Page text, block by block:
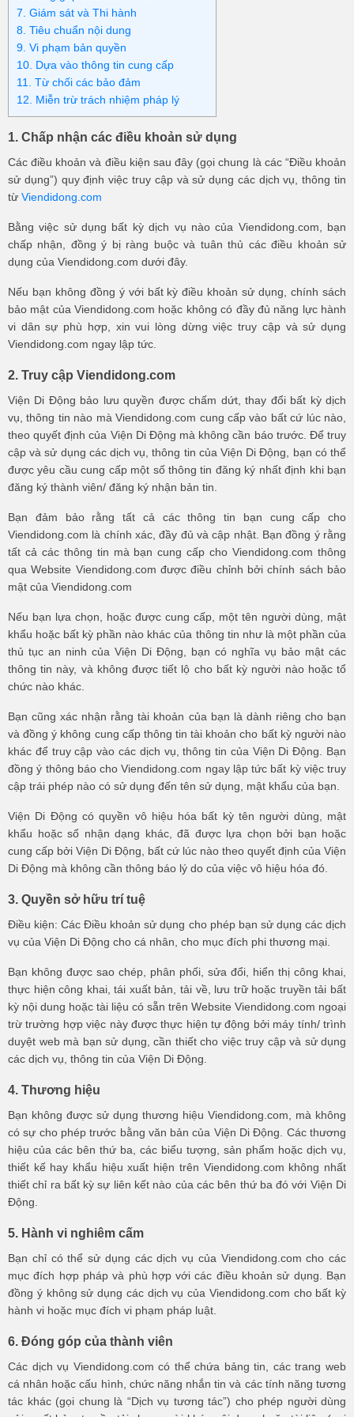
Phụ kiện
Hệ thống:
17 cửa hàng
Tổng đài:1800.6729(miễn phí)
(Giờ làm việc: 08h00 - 21h00)
Viện Di Động
Tin công nghệ
7. Giám sát và Thi hành
8. Tiêu chuẩn nội dung
9. Vi phạm bản quyền
10. Dựa vào thông tin cung cấp
11. Từ chối các bảo đảm
12. Miễn trừ trách nhiệm pháp lý
1. Chấp nhận các điều khoản sử dụng
Các điều khoản và điều kiện sau đây (gọi chung là các “Điều khoản
sử dụng”) quy định việc truy cập và sử dụng các dịch vụ, thông tin
từ Viendidong.com
Bằng việc sử dụng bất kỳ dịch vụ nào của Viendidong.com, bạn
chấp nhận, đồng ý bị ràng buộc và tuân thủ các điều khoản sử
dụng của Viendidong.com dưới đây.
Nếu bạn không đồng ý với bất kỳ điều khoản sử dụng, chính sách
bảo mật của Viendidong.com hoặc không có đầy đủ năng lực hành
vi dân sự phù hợp, xin vui lòng dừng việc truy cập và sử dụng
Viendidong.com ngay lập tức.
2. Truy cập Viendidong.com
Viện Di Động bảo lưu quyền được chấm dứt, thay đổi bất kỳ dịch
vụ, thông tin nào mà Viendidong.com cung cấp vào bất cứ lúc nào,
theo quyết định của Viện Di Động mà không cần báo trước. Để truy
cập và sử dụng các dịch vụ, thông tin của Viện Di Động, bạn có thể
được yêu cầu cung cấp một số thông tin đăng ký nhất định khi bạn
đăng ký thành viên/ đăng ký nhận bản tin.
Bạn đảm bảo rằng tất cả các thông tin bạn cung cấp cho
Viendidong.com là chính xác, đầy đủ và cập nhật. Bạn đồng ý rằng
tất cả các thông tin mà bạn cung cấp cho Viendidong.com thông
qua Website Viendidong.com được điều chỉnh bởi chính sách bảo
mật của Viendidong.com
Nếu bạn lựa chọn, hoặc được cung cấp, một tên người dùng, mật
khẩu hoặc bất kỳ phần nào khác của thông tin như là một phần của
thủ tục an ninh của Viện Di Động, bạn có nghĩa vụ bảo mật các
thông tin này, và không được tiết lộ cho bất kỳ người nào hoặc tổ
chức nào khác.
Bạn cũng xác nhận rằng tài khoản của bạn là dành riêng cho bạn
và đồng ý không cung cấp thông tin tài khoản cho bất kỳ người nào
khác để truy cập vào các dịch vụ, thông tin của Viện Di Động. Bạn
đồng ý thông báo cho Viendidong.com ngay lập tức bất kỳ việc truy
cập trái phép nào có sử dụng đến tên sử dụng, mật khẩu của bạn.
Viện Di Động có quyền vô hiệu hóa bất kỳ tên người dùng, mật
khẩu hoặc số nhận dạng khác, đã được lựa chọn bởi bạn hoặc
cung cấp bởi Viện Di Động, bất cứ lúc nào theo quyết định của Viện
Di Động mà không cần thông báo lý do của việc vô hiệu hóa đó.
3. Quyền sở hữu trí tuệ
Điều kiện: Các Điều khoản sử dụng cho phép bạn sử dụng các dịch
vụ của Viện Di Động cho cá nhân, cho mục đích phi thương mại.
Bạn không được sao chép, phân phối, sửa đổi, hiển thị công khai,
thực hiện công khai, tái xuất bản, tải về, lưu trữ hoặc truyền tải bất
kỳ nội dung hoặc tài liệu có sẵn trên Website Viendidong.com ngoại
trừ trường hợp việc này được thực hiện tự động bởi máy tính/ trình
duyệt web mà bạn sử dụng, cần thiết cho việc truy cập và sử dụng
các dịch vụ, thông tin của Viện Di Động.
4. Thương hiệu
Bạn không được sử dụng thương hiệu Viendidong.com, mà không
có sự cho phép trước bằng văn bản của Viện Di Động. Các thương
hiệu của các bên thứ ba, các biểu tượng, sản phẩm hoặc dịch vụ,
thiết kế hay khẩu hiệu xuất hiện trên Viendidong.com không nhất
thiết chỉ ra bất kỳ sự liên kết nào của các bên thứ ba đó với Viện Di
Động.
5. Hành vi nghiêm cấm
Bạn chỉ có thể sử dụng các dịch vụ của Viendidong.com cho các
mục đích hợp pháp và phù hợp với các điều khoản sử dụng. Bạn
đồng ý không sử dụng các dịch vụ của Viendidong.com cho bất kỳ
hành vi hoặc mục đích vi phạm pháp luật.
6. Đóng góp của thành viên
Các dịch vụ Viendidong.com có thể chứa bảng tin, các trang web
cá nhân hoặc cấu hình, chức năng nhắn tin và các tính năng tương
tác khác (gọi chung là “Dịch vụ tương tác”) cho phép người dùng